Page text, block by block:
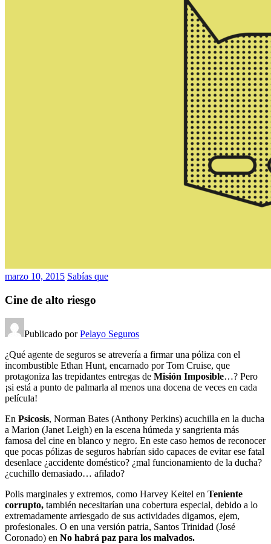
marzo 10, 2015 Sabías que
Cine de alto riesgo
Publicado porPelayo Seguros
¿Qué agente de seguros se atrevería a firmar una póliza con el
incombustible Ethan Hunt, encarnado por Tom Cruise, que
protagoniza las trepidantes entregas de Misión Imposible…? Pero
¡si está a punto de palmarla al menos una docena de veces en cada
película!
En Psicosis, Norman Bates (Anthony Perkins) acuchilla en la ducha
a Marion (Janet Leigh) en la escena húmeda y sangrienta más
famosa del cine en blanco y negro. En este caso hemos de reconocer
que pocas pólizas de seguros habrían sido capaces de evitar ese fatal
desenlace ¿accidente doméstico? ¿mal funcionamiento de la ducha?
¿cuchillo demasiado… afilado?
Polis marginales y extremos, como Harvey Keitel en Teniente
corrupto, también necesitarían una cobertura especial, debido a lo
extremadamente arriesgado de sus actividades digamos, ejem,
profesionales. O en una versión patria, Santos Trinidad (José
Coronado) en No habrá paz para los malvados.